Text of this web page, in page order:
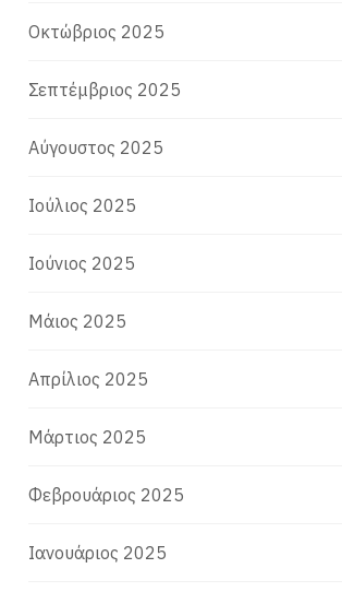
Οκτώβριος 2025
Σεπτέμβριος 2025
Αύγουστος 2025
Ιούλιος 2025
Ιούνιος 2025
Μάιος 2025
Απρίλιος 2025
Μάρτιος 2025
Φεβρουάριος 2025
Ιανουάριος 2025